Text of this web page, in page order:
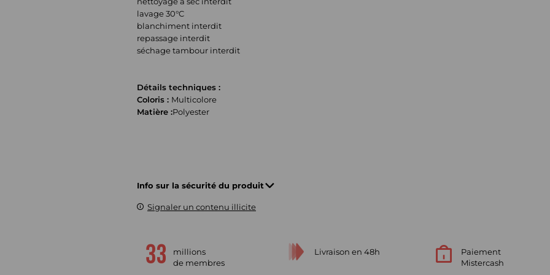
lavage 30°C
blanchiment interdit
repassage interdit
séchage tambour interdit
Détails techniques :
Coloris : Multicolore
Matière :Polyester
Info sur la sécurité du produit
Signaler un contenu illicite
millions
de membres
Livraison en 48h
Paiement
Mistercash